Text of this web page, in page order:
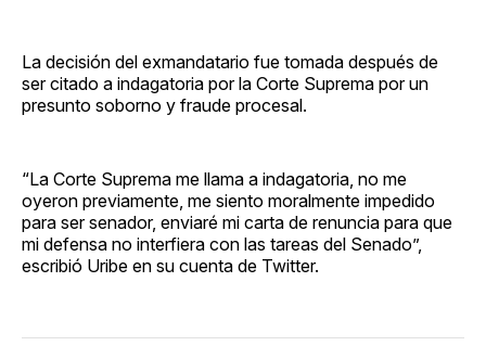
La decisión del exmandatario fue tomada después de
ser citado a indagatoria por la Corte Suprema por un
presunto soborno y fraude procesal.
“La Corte Suprema me llama a indagatoria, no me
oyeron previamente, me siento moralmente impedido
para ser senador, enviaré mi carta de renuncia para que
mi defensa no interfiera con las tareas del Senado”,
escribió Uribe en su cuenta de Twitter.